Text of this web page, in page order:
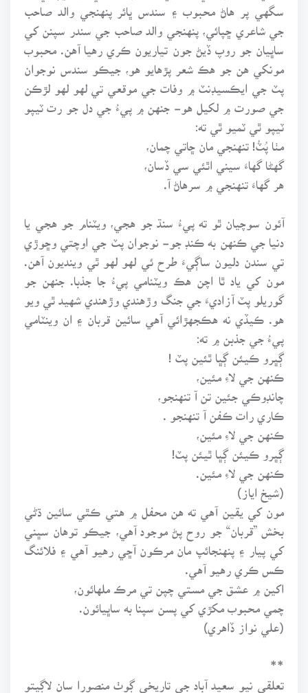
سگهي پر هاڻ محبوب ۽ سندس ڀائر پنهنجي والد صاحب
جي شاعري ڇپائي، پنهنجي والد صاحب جي سندر سپنن کي
ساڀيان جو روپ ڏيڻ جون تياريون ڪري رهيا آهن. محبوب
مونکي هن جو هڪ شعر پڙهايو هو، جيڪو سندس نوجوان
پٽ جي ايڪسيڊنٽ ۾ وفات جي موقعي تي لهو لهو لڙڪن
جي صورت ۾ لکيل هو- جنهن ۾ پيءُ جي دل جو رت ٽيپو
مٺا پُٽُ! تنهنجي مان ڇاتي چمان،
گهڻا گهاءَ سيني اٿئي سي ڏسان،
هر گهاءَ تنهنجي ۾ سرهاڻ آ.
آئون سوچيان ٿو ته پيءُ سنڌ جو هجي، ويٽنام جو هجي يا
دنيا جي ڪنهن به ڪنڊ جو- نوجوان پٽ جي اوچتي وڇوڙي
تي سندن دليون ساڳيءَ طرح ئي لهو لهو ٿي وينديون آهن.
مون کي ياد ٿا اچن هڪ ويٽنامي پيءُ جا جذبا. جنهن جو
گوريلو پٽ آزاديءَ جي جنگ وڙهندي وڙهندي شهيد ٿي ويو
هو. ڪيڏي نه هڪجهڙائي آهي سائين قربان ۽ ان وينٽامي
پيءُ جي جذبن ۾ ته:
ڳڀرو ڪيئن ڳڀا ٿئين پٽ !
ڪنهن جي لاءِ مئين،
چانڊوڪي جئين تن آ تنهنجو،
ڪاري رات ڪفن آ تنهنجو .
ڪنهن جي لاءِ مئين،
ڳڀرو ڪيئن ڳڀا ٿيئن پٽ!
ڪنهن جي لاءِ مئين.
(شيخ اياز)
مون کي يقين آهي ته هن محفل ۾ هتي ڪٿي سائين ڌڻي
بخش ”قربان“ جو روح پڻ موجود آهي، جيڪو توهان سڀني
کي پيار ۽ پنهنجائپ مان مرڪون آڇي رهيو آهي ۽ فلائنگ
ڪس ڪري رهيو آهي.
اکين ۾ عشق جي مستي چپن تي مرڪ ملهائون،
چمي محبوب مکڙي کي پسن سپنا به ساڀيائون.
(علي نواز ڏاهري)
**
تعلقي نيو سعيد آباد جي تاريخي ڳوٺ منصورا سان لاڳيتو